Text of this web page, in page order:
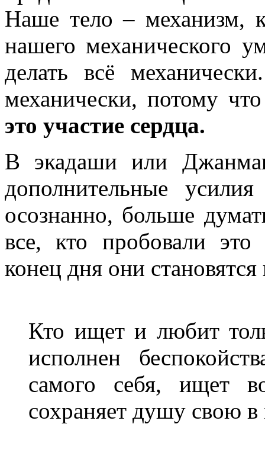
Наше тело – механизм,
нашего механического
делать всё
механически, потому
это участие сердца.
В экадаши или
дополнительные
осознанно, больше
все, кто пробовали это
конец дня они
Кто ищет и любит
исполнен
самого себя, ищет
сохраняет душу свою